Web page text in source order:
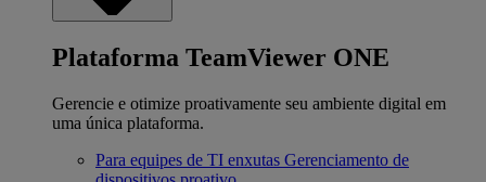
Plataforma TeamViewer ONE
Gerencie e otimize proativamente seu ambiente digital em
uma única plataforma.
Para equipes de TI enxutas Gerenciamento de